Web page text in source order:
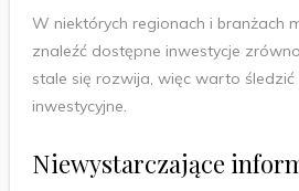
W niektórych regionach i branżach
znaleźć dostępne inwestycje
stale się rozwija, więc warto
inwestycyjne.
Niewystarczające